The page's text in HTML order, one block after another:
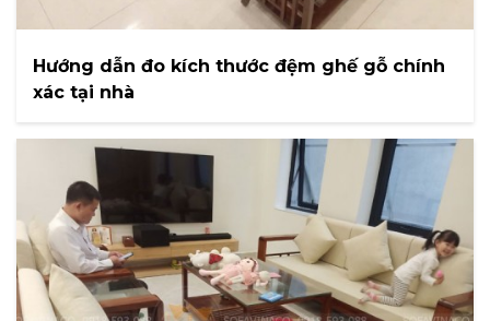
Hướng dẫn đo kích thước đệm ghế gỗ chính
xác tại nhà